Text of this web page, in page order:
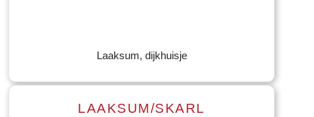
Laaksum, dijkhuisje
LAAKSUM/SKARL